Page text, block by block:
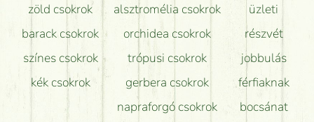
zöld csokrok
barack csokrok
színes csokrok
kék csokrok
alsztromélia csokrok
orchidea csokrok
trópusi csokrok
gerbera csokrok
napraforgó csokrok
üzleti
részvét
jobbulás
férfiaknak
bocsánat